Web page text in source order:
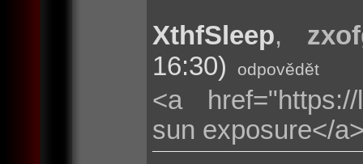
XthfSleep,
16:30)
odpovědět
<a href="https://
sun exposure</